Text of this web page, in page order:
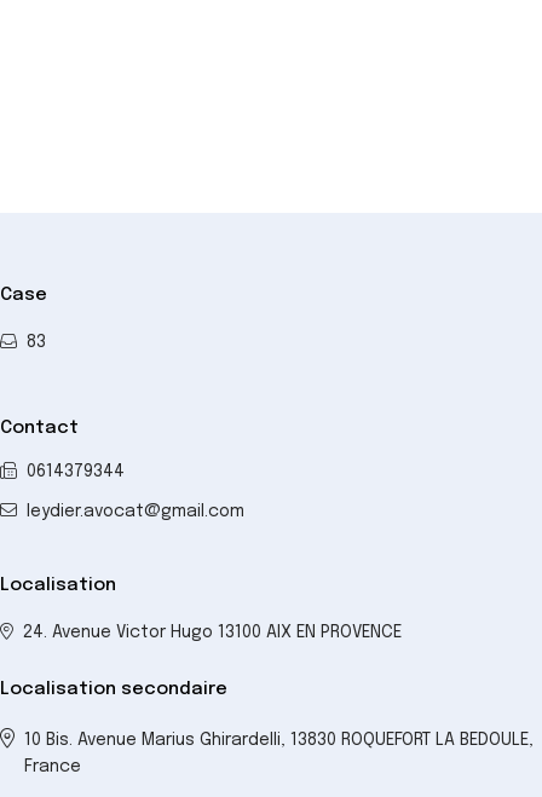
Case
83
Contact
0614379344
leydier.avocat@gmail.com
Localisation
24. Avenue Victor Hugo 13100 AIX EN PROVENCE
Localisation secondaire
10 Bis. Avenue Marius Ghirardelli, 13830 ROQUEFORT LA BEDOULE,
France